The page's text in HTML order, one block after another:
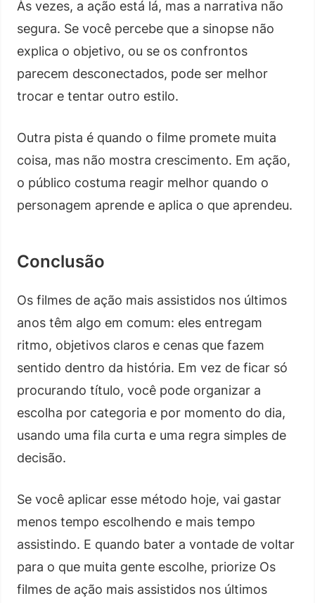
Às vezes, a ação está lá, mas a narrativa não
segura. Se você percebe que a sinopse não
explica o objetivo, ou se os confrontos
parecem desconectados, pode ser melhor
trocar e tentar outro estilo.
Outra pista é quando o filme promete muita
coisa, mas não mostra crescimento. Em ação,
o público costuma reagir melhor quando o
personagem aprende e aplica o que aprendeu.
Conclusão
Os filmes de ação mais assistidos nos últimos
anos têm algo em comum: eles entregam
ritmo, objetivos claros e cenas que fazem
sentido dentro da história. Em vez de ficar só
procurando título, você pode organizar a
escolha por categoria e por momento do dia,
usando uma fila curta e uma regra simples de
decisão.
Se você aplicar esse método hoje, vai gastar
menos tempo escolhendo e mais tempo
assistindo. E quando bater a vontade de voltar
para o que muita gente escolhe, priorize Os
filmes de ação mais assistidos nos últimos